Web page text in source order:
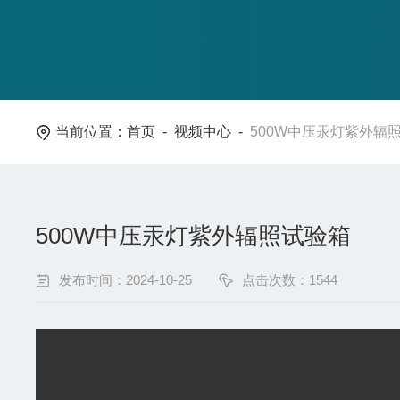
当前位置：首页 -视频中心 - 500W中压汞灯紫外辐
500W中压汞灯紫外辐照试验箱
发布时间：2024-10-25 点击次数：1544